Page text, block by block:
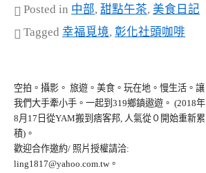
Posted in 中部, 甜點午茶, 美食日記
Tagged 幸福覓境, 彰化社頭咖啡
空拍。攝影。 旅遊。美食。玩在地。慢生活。讓
我們大手牽小手。一起到319鄉鎮遨遊。 (2018年
8月17日從YAM搬到痞客邦, 人氣從０開始重新累
積)。
歡迎合作邀約/ 照片授權請洽:
ling1817@yahoo.com.tw。